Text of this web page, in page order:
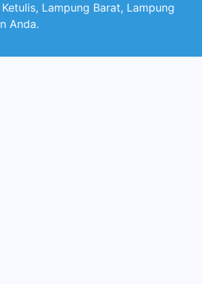
Lampung Barat, Lampung
Anda.